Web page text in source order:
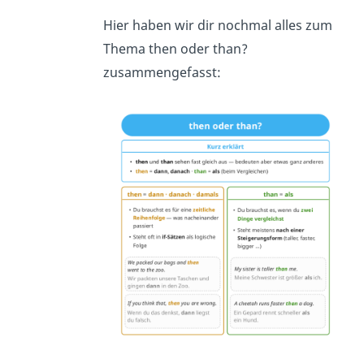
Hier haben wir dir nochmal alles zum
Thema then oder than?
zusammengefasst: